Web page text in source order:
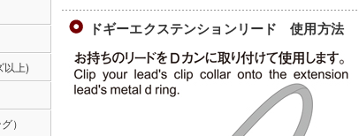
ドギーエクステンションリード 使用方法
以上)
）